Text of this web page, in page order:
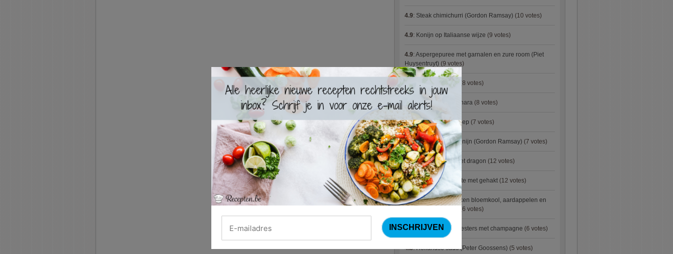
4.9: Steak chimichurri (Gordon Ramsay) (10 votes)
4.9: Konijn op Italiaanse wijze (9 votes)
4.9: Aspergepuree met garnalen en zure room (Piet
Huysentruyt) (9 votes)
(8 votes)
4.9:Courgette carbonara (8 votes)
4.9:Aziatische preisoep (7 votes)
4.9:Fricassee van konijn (Gordon Ramsay) (7 votes)
4.8:Gestoofde kip met dragon (12 votes)
4.8:Gevulde courgette met gehakt (12 votes)
4.8:Zalm met gebakken bloemkool, aardappelen en
(6 votes)
4.8:Gegratineerde oesters met champagne (6 votes)
4.8:Hollandse saus (Peter Goossens) (5 votes)
×